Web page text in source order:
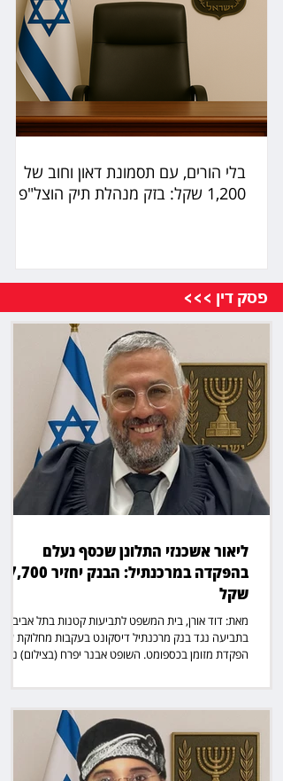
בלי הורים, עם תסמונת דאון וחוב של
1,200 שקל: בזק מנהלת תיק הוצל"פ
פסק דין >>>
ליאור אשכנזי התלונן שכסף נעלם
בהפקדה במרכנתיל: הבנק יחזיר 7,700
שקל
מאת: דוד אורן, בית המשפט לתביעות קטנות בתל אביב דן
בתביעה נגד בנק מרכנתיל דיסקונט בעקבות מחלוקת על
הפקדת מזומן בכספומט. השופט אבנר יפרח (בצילום)
לאחר שהפקיד 16,200 שקל במכשיר הבנק, ומה בדיוק
עסק בתחום ההלבשה התחתונה, הוא נהג להפקיד
באופן קבוע בסניף 683 באור יהודה, ובמהלך השנים
שוב ושוב בתקלות בהפקדות. לדבריו, גם במקרה הנוכחי
אירעה תקלה, ולאחר פעולות זיכוי וחיוב נו